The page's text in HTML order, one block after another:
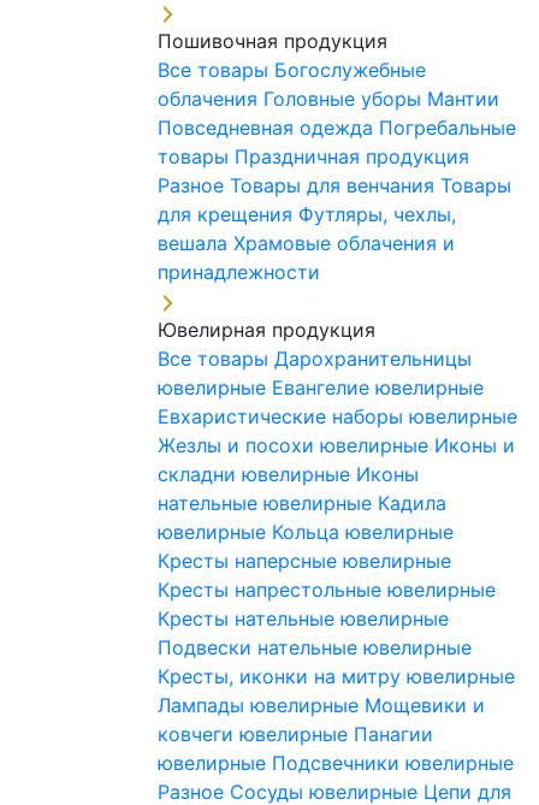
Пошивочная продукция
Все товары Богослужебные
облачения Головные уборы Мантии
Повседневная одежда Погребальные
товары Праздничная продукция
Разное Товары для венчания Товары
для крещения Футляры, чехлы,
вешала Храмовые облачения и
принадлежности
Ювелирная продукция
Все товары Дарохранительницы
ювелирные Евангелие ювелирные
Евхаристические наборы ювелирные
Жезлы и посохи ювелирные Иконы и
складни ювелирные Иконы
нательные ювелирные Кадила
ювелирные Кольца ювелирные
Кресты наперсные ювелирные
Кресты напрестольные ювелирные
Кресты нательные ювелирные
Подвески нательные ювелирные
Кресты, иконки на митру ювелирные
Лампады ювелирные Мощевики и
ковчеги ювелирные Панагии
ювелирные Подсвечники ювелирные
Разное Сосуды ювелирные Цепи для